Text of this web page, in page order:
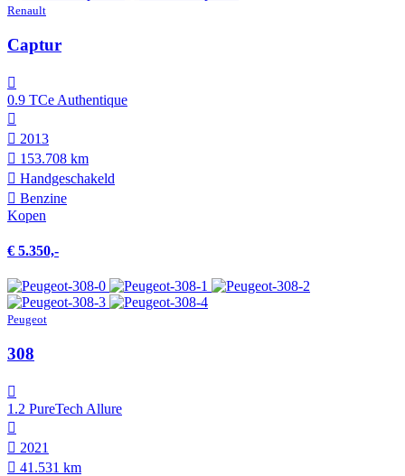
Renault
Captur
0.9 TCe Authentique
2013
153.708 km
Hand­geschakeld
Benzine
Kopen
€ 5.350,-
Peugeot
308
1.2 PureTech Allure
2021
41.531 km